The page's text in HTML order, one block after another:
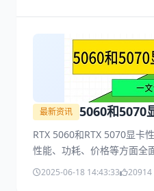
最新资讯 5060和5070
RTX 5060和RTX 5070显卡
性能、功耗、价格等方面全
购建议，适合关注50系列显
2025-06-18 14:43:33 20914